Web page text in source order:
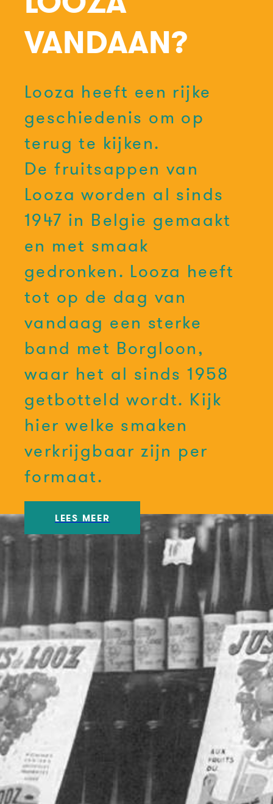
VANDAAN?
Looza heeft een rijke
geschiedenis om op
terug te kijken.
De fruitsappen van
Looza worden al sinds
1947 in Belgie gemaakt
en met smaak
gedronken. Looza heeft
tot op de dag van
vandaag een sterke
band met Borgloon,
waar het al sinds 1958
getbotteld wordt. Kijk
hier welke smaken
verkrijgbaar zijn per
formaat.
LEES MEER